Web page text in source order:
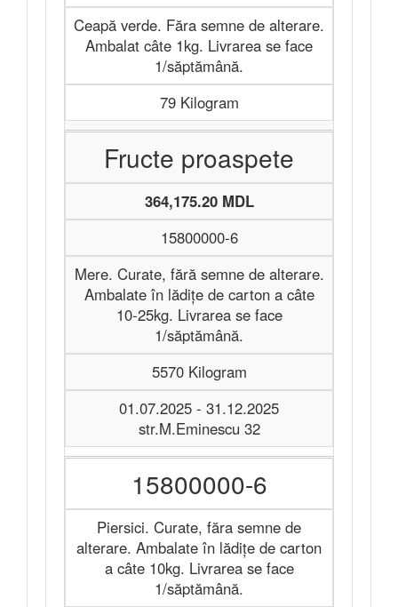
Ceapă verde. Făra semne de alterare.
Ambalat câte 1kg. Livrarea se face
1/săptămână.
79 Kilogram
Fructe proaspete
364,175.20 MDL
15800000-6
Mere. Curate, fără semne de alterare.
Ambalate în lădițe de carton a câte
10-25kg. Livrarea se face
1/săptămână.
5570 Kilogram
01.07.2025 - 31.12.2025
str.M.Eminescu 32
15800000-6
Piersici. Curate, făra semne de
alterare. Ambalate în lădițe de carton
a câte 10kg. Livrarea se face
1/săptămână.